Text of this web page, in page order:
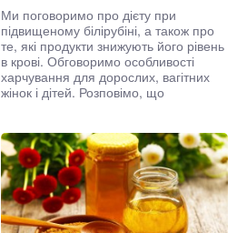
Ми поговоримо про дієту при
підвищеному білірубіні, а також про
те, які продукти знижують його рівень
в крові. Обговоримо особливості
харчування для дорослих, вагітних
жінок і дітей. Розповімо, що